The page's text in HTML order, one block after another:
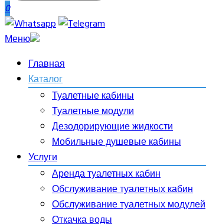
0
Меню
Главная
Каталог
Туалетные кабины
Туалетные модули
Дезодорирующие жидкости
Мобильные душевые кабины
Услуги
Аренда туалетных кабин
Обслуживание туалетных кабин
Обслуживание туалетных модулей
Откачка воды